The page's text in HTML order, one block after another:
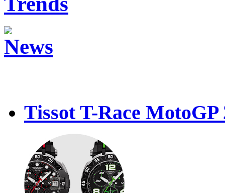
Tissot T-Race MotoGP